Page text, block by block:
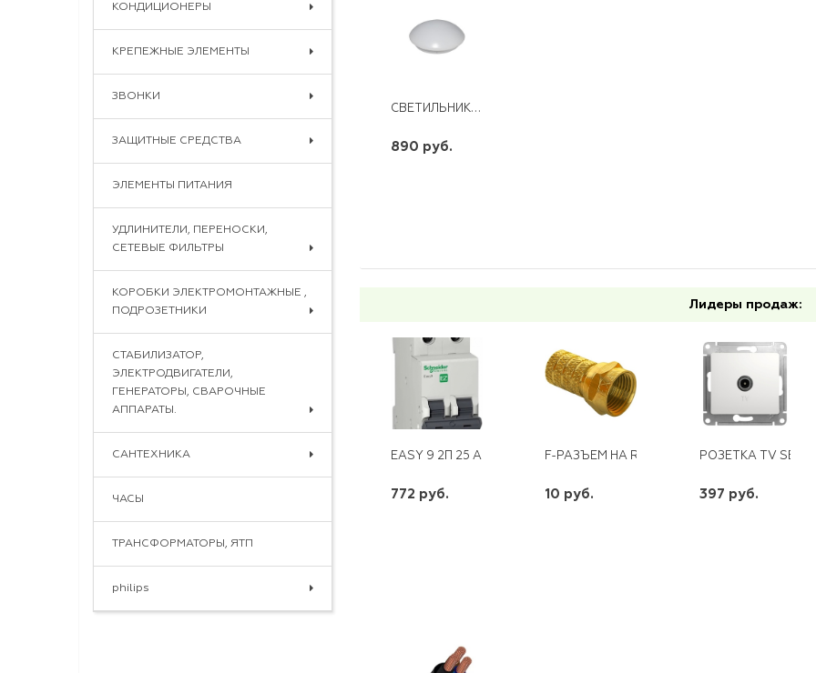
КОНДИЦИОНЕРЫ
КРЕПЕЖНЫЕ ЭЛЕМЕНТЫ
ЗВОНКИ
ЗАЩИТНЫЕ СРЕДСТВА
ЭЛЕМЕНТЫ ПИТАНИЯ
УДЛИНИТЕЛИ, ПЕРЕНОСКИ,
СЕТЕВЫЕ ФИЛЬТРЫ
КОРОБКИ ЭЛЕКТРОМОНТАЖНЫЕ ,
ПОДРОЗЕТНИКИ
СТАБИЛИЗАТОР,
ЭЛЕКТРОДВИГАТЕЛИ,
ГЕНЕРАТОРЫ, СВАРОЧНЫЕ
АППАРАТЫ.
САНТЕХНИКА
ЧАСЫ
ТРАНСФОРМАТОРЫ, ЯТП
philips
СВЕТИЛЬНИК AL529 36LED 18W 1260LM 4000K FERON
890 руб.
Лидеры продаж:
EASY 9 2П 25 А SCHNEIDER
772 руб.
F-РАЗЪЕМ НА RG6 GOLD
10 руб.
РОЗЕТКА TV SE СУ
397 руб.